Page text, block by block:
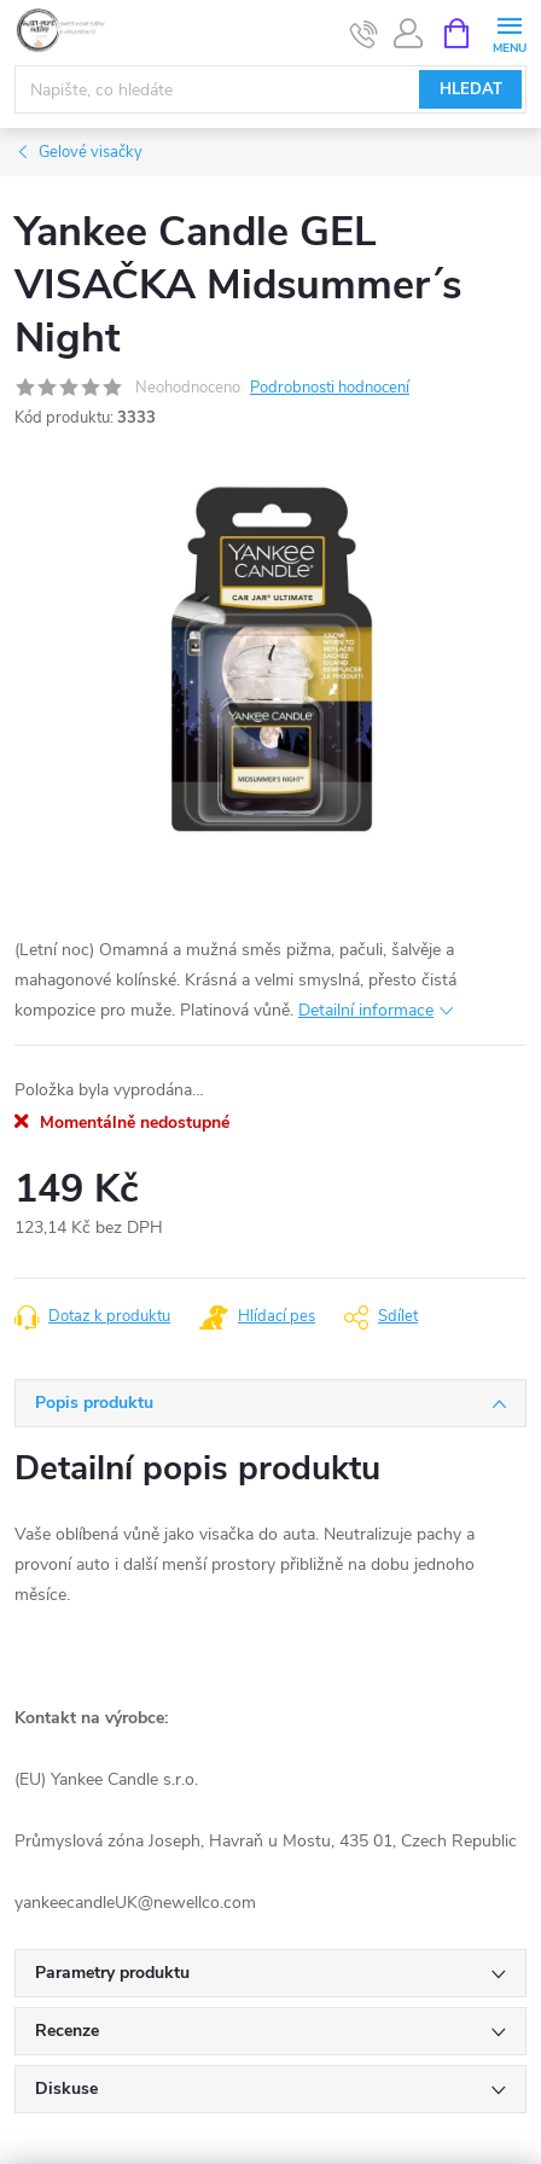
Přejít
obsah
HLEDAT
NÁKUPNÍ
KOŠÍK
Gelové visačky
Yankee Candle GEL
VISAČKA Midsummer´s
Night
Neohodnoceno Podrobnosti hodnocení
Kód produktu: 3333
(Letní noc) Omamná a mužná směs pižma, pačuli, šalvěje a
mahagonové kolínské. Krásná a velmi smyslná, přesto čistá
kompozice pro muže. Platinová vůně. Detailní informace
Položka byla vyprodána…
Momentálně nedostupné
149 Kč
123,14 Kč bez DPH
cena:
Dotaz k produktu Hlídací pes Sdílet
Popis produktu
Detailní popis produktu
Vaše oblíbená vůně jako visačka do auta. Neutralizuje pachy a
provoní auto i další menší prostory přibližně na dobu jednoho
měsíce.
Kontakt na výrobce:
(EU) Yankee Candle s.r.o.
Průmyslová zóna Joseph, Havraň u Mostu, 435 01, Czech Republic
yankeecandleUK@newellco.com
Parametry produktu
Recenze
Diskuse